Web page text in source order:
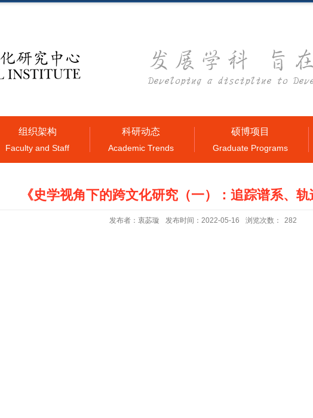
组织架构
Faculty and Staff
科研动态
Academic Trends
硕博项目
Graduate Programs
《史学视角下的跨文化研究（一）：追踪谱系、轨
发布者：衷苾璇 发布时间：2022-05-16 浏览次数： 282